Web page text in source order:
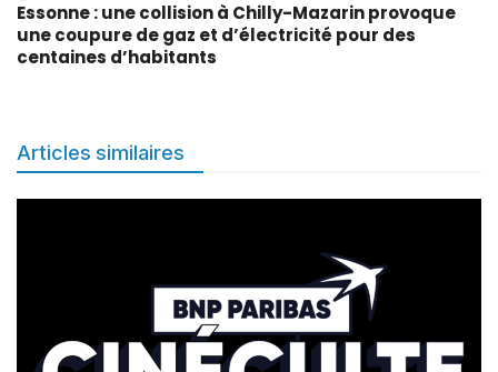
Essonne : une collision à Chilly-Mazarin provoque
une coupure de gaz et d’électricité pour des
centaines d’habitants
Articles similaires